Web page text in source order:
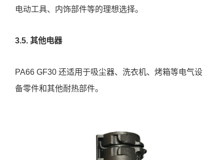
电动工具、内饰部件等的理想选择。
3.5. 其他电器
PA66 GF30 还适用于吸尘器、洗衣机、烤箱等电气设
备零件和其他耐热部件。